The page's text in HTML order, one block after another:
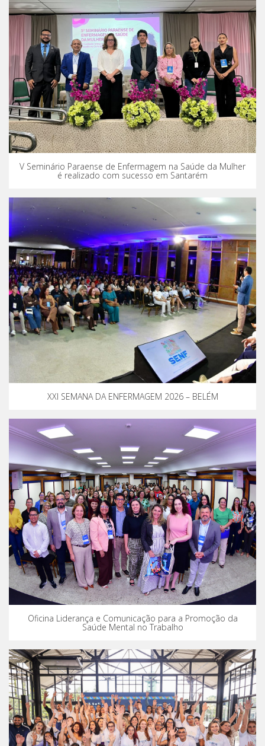
V Seminário Paraense de Enfermagem na Saúde da Mulher
é realizado com sucesso em Santarém
XXI SEMANA DA ENFERMAGEM 2026 – BELÉM
Oficina Liderança e Comunicação para a Promoção da
Saúde Mental no Trabalho